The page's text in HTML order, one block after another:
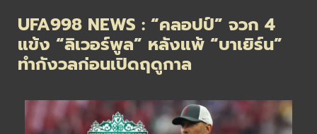
UFA998 NEWS : “คลอปป์” จวก 4
แข้ง “ลิเวอร์พูล” หลังแพ้ “บาเยิร์น”
ทำกังวลก่อนเปิดฤดูกาล